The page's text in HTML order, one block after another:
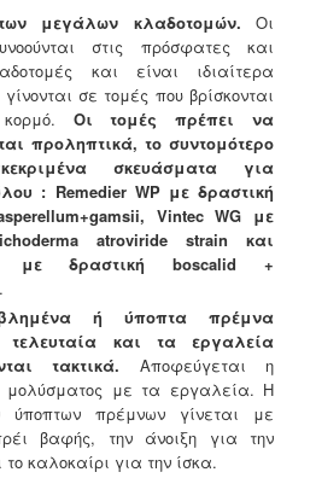
μεγάλων κλαδοτομών.
Οι
στις πρόσφατες και
και είναι ιδιαίτερα
σε τομές που βρίσκονται
Οι τομές πρέπει να
προληπτικά, το συντομότερο
σκευάσματα για
: Remedier WP με δραστική
Vintec WG με
atroviride strain και
με δραστική boscalid +
.
ή ύποπτα πρέμνα
τελευταία και
τα εργαλεία
τακτικά. Αποφεύγεται η
μολύσματος με τα εργαλεία. Η
ύποπτων πρέμνων γίνεται με
βαφής, την άνοιξη για την
το καλοκαίρι για την ίσκα.